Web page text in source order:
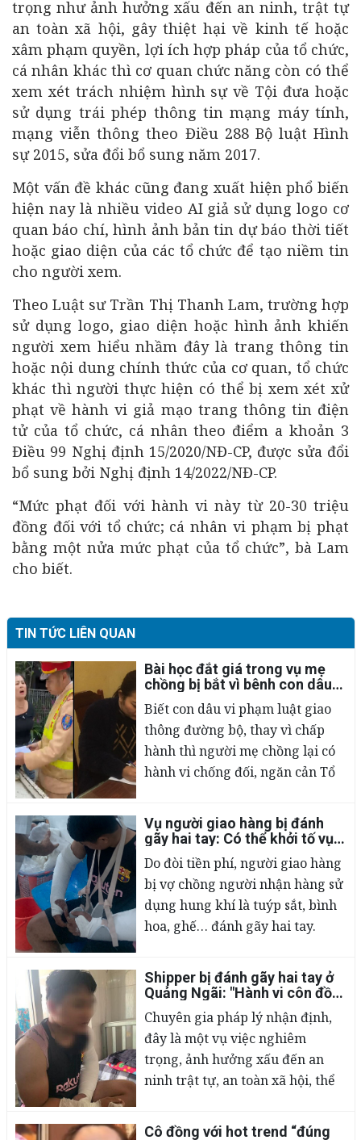
trọng như ảnh hưởng xấu đến an ninh, trật tự
an toàn xã hội, gây thiệt hại về kinh tế hoặc
xâm phạm quyền, lợi ích hợp pháp của tổ chức,
cá nhân khác thì cơ quan chức năng còn có thể
xem xét trách nhiệm hình sự về Tội đưa hoặc
sử dụng trái phép thông tin mạng máy tính,
mạng viễn thông theo Điều 288 Bộ luật Hình
sự 2015, sửa đổi bổ sung năm 2017.
Một vấn đề khác cũng đang xuất hiện phổ biến
hiện nay là nhiều video AI giả sử dụng logo cơ
quan báo chí, hình ảnh bản tin dự báo thời tiết
hoặc giao diện của các tổ chức để tạo niềm tin
cho người xem.
Theo Luật sư Trần Thị Thanh Lam, trường hợp
sử dụng logo, giao diện hoặc hình ảnh khiến
người xem hiểu nhầm đây là trang thông tin
hoặc nội dung chính thức của cơ quan, tổ chức
khác thì người thực hiện có thể bị xem xét xử
phạt về hành vi giả mạo trang thông tin điện
tử của tổ chức, cá nhân theo điểm a khoản 3
Điều 99 Nghị định 15/2020/NĐ-CP, được sửa đổi
bổ sung bởi Nghị định 14/2022/NĐ-CP.
“Mức phạt đối với hành vi này từ 20-30 triệu
đồng đối với tổ chức; cá nhân vi phạm bị phạt
bằng một nửa mức phạt của tổ chức”, bà Lam
cho biết.
TIN TỨC LIÊN QUAN
Bài học đắt giá trong vụ mẹ
chồng bị bắt vì bênh con dâu
mù quáng
Biết con dâu vi phạm luật giao
thông đường bộ, thay vì chấp
hành thì người mẹ chồng lại có
hành vi chống đối, ngăn cản Tổ
huyện Bá Thước (Thanh Hóa)
đang làm nhiệm vụ. Dù bị khống
chế nhưng người này vẫn văng
nhiều từ ngữ dung tục, khó
nghe.
02/03/2023
Vụ người giao hàng bị đánh
gãy hai tay: Có thể khởi tố vụ
án hình sự?
Do đòi tiền phí, người giao hàng
bị vợ chồng người nhận hàng sử
dụng hung khí là tuýp sắt, bình
hoa, ghế… đánh gãy hai tay.
việc này đã có dấu hiệu vi phạm
pháp luật hình sự.
02/03/2023
Shipper bị đánh gãy hai tay ở
Quảng Ngãi: "Hành vi côn đồ,
có thể khởi tố vụ án hình sự"
Chuyên gia pháp lý nhận định,
đây là một vụ việc nghiêm
trọng, ảnh hưởng xấu đến an
ninh trật tự, an toàn xã hội, thể
luật, xâm phạm đến sức khỏe,
Cô đồng với hot trend “đúng